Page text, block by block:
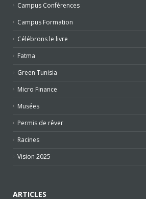
Campus Conférences
Campus Formation
Célébrons le livre
Fatma
Green Tunisia
Micro Finance
Musées
Permis de rêver
Racines
Vision 2025
ARTICLES